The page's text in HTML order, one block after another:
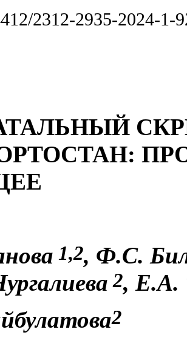
2312-2935-2024-1-
1,2, Ф.С.
2, Е.А.
2